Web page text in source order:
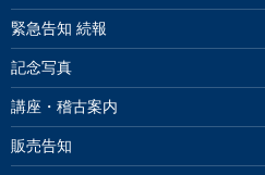
緊急告知 続報
記念写真
講座・稽古案内
販売告知